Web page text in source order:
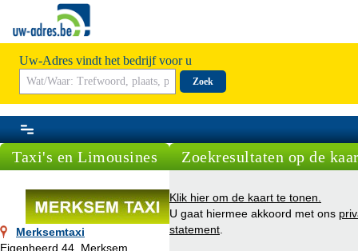
Uw-Adres vindt het bedrijf voor u
Zoek
Taxi's en Limousines
Merksemtaxi
Eigenheerd 44, Merksem
Zoekresultaten op de
Klik hier om de kaart te tonen.
U gaat hiermee akkoord met ons
statement